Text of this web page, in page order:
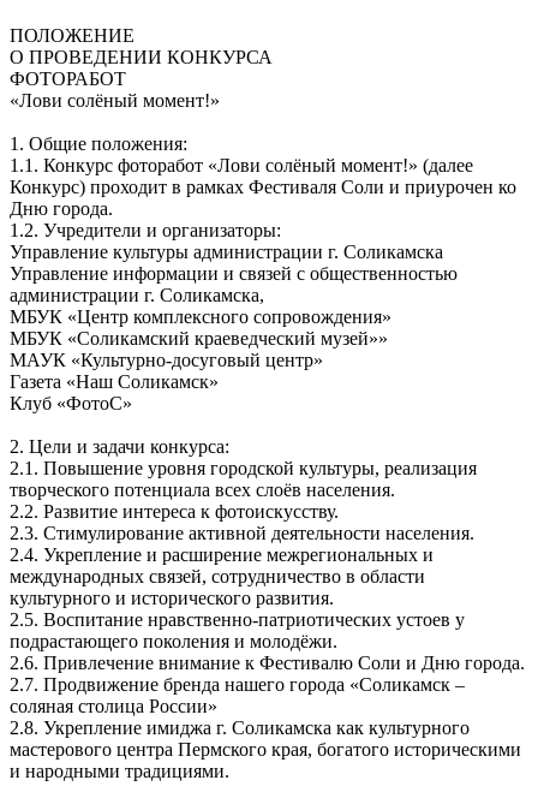
ПОЛОЖЕНИЕ
О ПРОВЕДЕНИИ КОНКУРСА
ФОТОРАБОТ
«Лови солёный момент!»
1. Общие положения:
1.1. Конкурс фоторабот «Лови солёный момент!» (далее
Конкурс) проходит в рамках Фестиваля Соли и приурочен ко
Дню города.
1.2. Учредители и организаторы:
Управление культуры администрации г. Соликамска
Управление информации и связей с общественностью
администрации г. Соликамска,
МБУК «Центр комплексного сопровождения»
МБУК «Соликамский краеведческий музей»»
МАУК «Культурно-досуговый центр»
Газета «Наш Соликамск»
Клуб «ФотоС»
2. Цели и задачи конкурса:
2.1. Повышение уровня городской культуры, реализация
творческого потенциала всех слоёв населения.
2.2. Развитие интереса к фотоискусству.
2.3. Стимулирование активной деятельности населения.
2.4. Укрепление и расширение межрегиональных и
международных связей, сотрудничество в области
культурного и исторического развития.
2.5. Воспитание нравственно-патриотических устоев у
подрастающего поколения и молодёжи.
2.6. Привлечение внимание к Фестивалю Соли и Дню города.
2.7. Продвижение бренда нашего города «Соликамск –
соляная столица России»
2.8. Укрепление имиджа г. Соликамска как культурного
мастерового центра Пермского края, богатого историческими
и народными традициями.